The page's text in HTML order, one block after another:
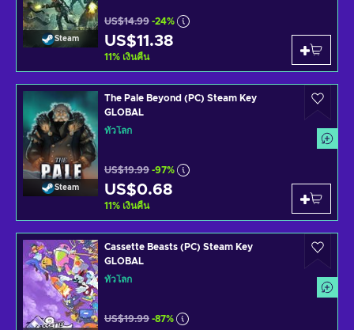
Steam
US$14.99 -24%
US$11.38
11% เงินคืน
Steam
The Pale Beyond (PC) Steam Key
GLOBAL
ทั่วโลก
US$19.99 -97%
US$0.68
11% เงินคืน
Cassette Beasts (PC) Steam Key
GLOBAL
ทั่วโลก
US$19.99 -87%